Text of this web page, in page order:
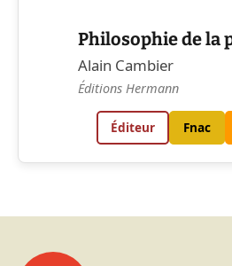
Philosophie de la
Alain Cambier
Éditions Hermann
Éditeur Fnac